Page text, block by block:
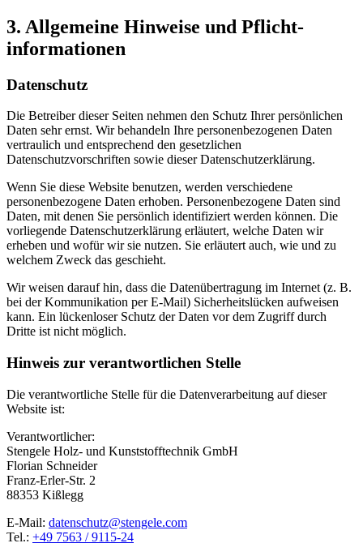
3. Allgemeine Hinweise und Pflicht­
informationen
Datenschutz
Die Betreiber dieser Seiten nehmen den Schutz Ihrer persönlichen
Daten sehr ernst. Wir behandeln Ihre personenbezogenen Daten
vertraulich und entsprechend den gesetzlichen
Datenschutzvorschriften sowie dieser Datenschutzerklärung.
Wenn Sie diese Website benutzen, werden verschiedene
personenbezogene Daten erhoben. Personenbezogene Daten sind
Daten, mit denen Sie persönlich identifiziert werden können. Die
vorliegende Datenschutzerklärung erläutert, welche Daten wir
erheben und wofür wir sie nutzen. Sie erläutert auch, wie und zu
welchem Zweck das geschieht.
Wir weisen darauf hin, dass die Datenübertragung im Internet (z. B.
bei der Kommunikation per E-Mail) Sicherheitslücken aufweisen
kann. Ein lückenloser Schutz der Daten vor dem Zugriff durch
Dritte ist nicht möglich.
Hinweis zur verantwortlichen Stelle
Die verantwortliche Stelle für die Datenverarbeitung auf dieser
Website ist:
Verantwortlicher:
Stengele Holz- und Kunststofftechnik GmbH
Florian Schneider
Franz-Erler-Str. 2
88353 Kißlegg
E-Mail: datenschutz@stengele.com
Tel.: +49 7563 / 9115-24